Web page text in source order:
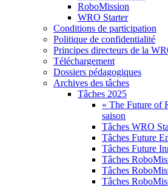
RoboMission
WRO Starter
Conditions de participation
Politique de confidentialité
Principes directeurs de la
Téléchargement
Dossiers pédagogiques
Archives des tâches
Tâches 2025
« The Future of
saison
Tâches WRO
Tâches Future
Tâches Future
Tâches
Tâches
Tâches